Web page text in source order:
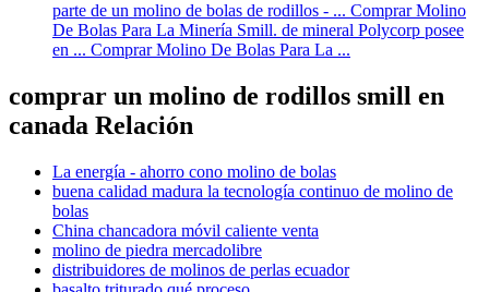
parte de un molino de bolas de rodillos - ... Comprar Molino
De Bolas Para La Minería Smill. de mineral Polycorp posee
en ... Comprar Molino De Bolas Para La ...
comprar un molino de rodillos smill en
canada Relación
La energía - ahorro cono molino de bolas
buena calidad madura la tecnología continuo de molino de
bolas
China chancadora móvil caliente venta
molino de piedra mercadolibre
distribuidores de molinos de perlas ecuador